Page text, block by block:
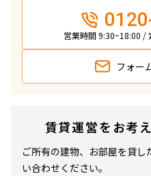
営業時間 9:30~18:00 /
フォー
賃貸運営をお考
ご所有の建物、お部屋を貸
い合わせください。